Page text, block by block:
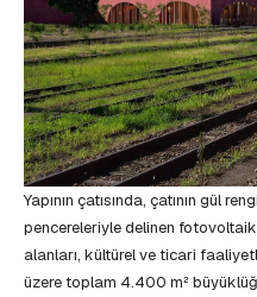
Yapının çatısında, çatının gül
pencereleriyle delinen
alanları, kültürel ve ticari
üzere toplam 4.400 m²